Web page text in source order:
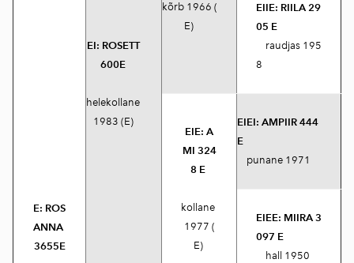
E: ROS
ANNA
3655E
EI: ROSETT
600E
helekollane
1983 (E)
kõrb 1966 (
E)
EIIE: RIILA 29
05 E
raudjas 195
8
EIE: A
MI 324
8 E
kollane
1977 (
E)
EIEI: AMPIIR 444
E
punane 1971
EIEE: MIIRA 3
097 E
hall 1950